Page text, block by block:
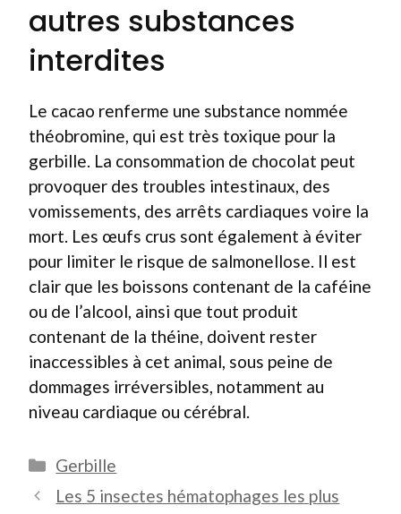
autres substances
interdites
Le cacao renferme une substance nommée
théobromine, qui est très toxique pour la
gerbille. La consommation de chocolat peut
provoquer des troubles intestinaux, des
vomissements, des arrêts cardiaques voire la
mort. Les œufs crus sont également à éviter
pour limiter le risque de salmonellose. Il est
clair que les boissons contenant de la caféine
ou de l’alcool, ainsi que tout produit
contenant de la théine, doivent rester
inaccessibles à cet animal, sous peine de
dommages irréversibles, notamment au
niveau cardiaque ou cérébral.
Catégories
Gerbille
Les 5 insectes hématophages les plus